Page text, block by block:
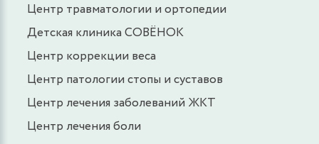
Центр травматологии и ортопедии
Детская клиника СОВЁНОК
Центр коррекции веса
Центр патологии стопы и суставов
Центр лечения заболеваний ЖКТ
Центр лечения боли